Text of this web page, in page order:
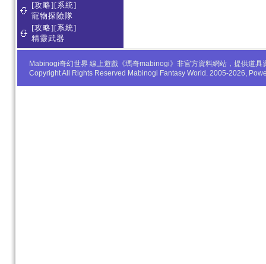
[攻略][系統]
寵物探險隊
[攻略][系統]
精靈武器
Mabinogi奇幻世界 線上遊戲《瑪奇mabinogi》非官方資料網站，提供道
Copyright All Rights Reserved Mabinogi Fantasy World. 2005-2026,